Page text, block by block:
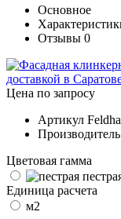
Основное
Отзывы 0
Цена по запросу
Артикул
Производитель
Цветовая гамма
Единица расчета
м2